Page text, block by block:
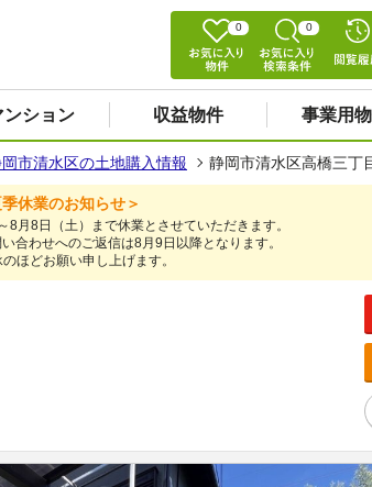
0 0
ンション 収益物件 事業用
市清水区の土地購入情報 静岡市清水区高橋三
季休業のお知らせ＞
8月8日（土）まで休業とさせていただきます。
合わせへのご返信は8月9日以降となります。
ほどお願い申し上げます。